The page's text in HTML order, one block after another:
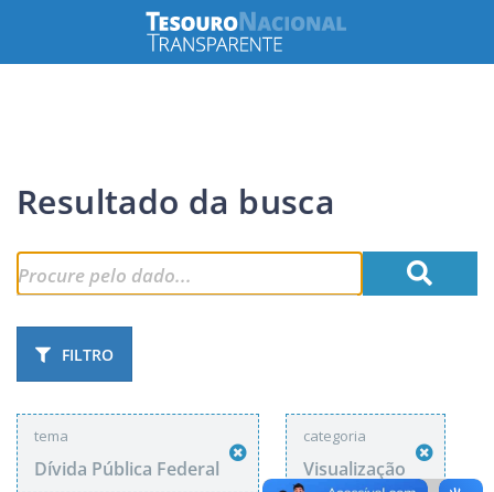
Resultado da busca
FILTRO
tema
Dívida Pública Federal
categoria
Visualização